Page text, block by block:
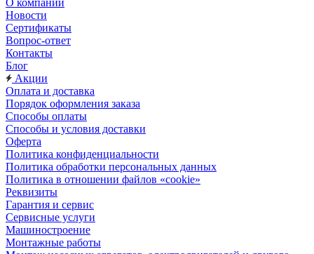
О компании
Новости
Сертификаты
Вопрос-ответ
Контакты
Блог
Акции
Оплата и доставка
Порядок оформления заказа
Способы оплаты
Способы и условия доставки
Оферта
Политика конфиденциальности
Политика обработки персональных данных
Политика в отношении файлов «cookie»
Реквизиты
Гарантия и сервис
Сервисные услуги
Машиностроение
Монтажные работы